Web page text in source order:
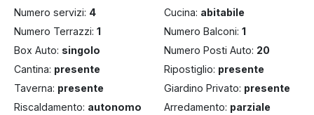
Numero servizi: 4 Cucina: abitabile
Numero Terrazzi: 1 Numero Balconi: 1
Box Auto: singolo Numero Posti Auto: 20
Cantina: presente Ripostiglio: presente
Taverna: presente Giardino Privato: presente
Riscaldamento: autonomo Arredamento: parziale